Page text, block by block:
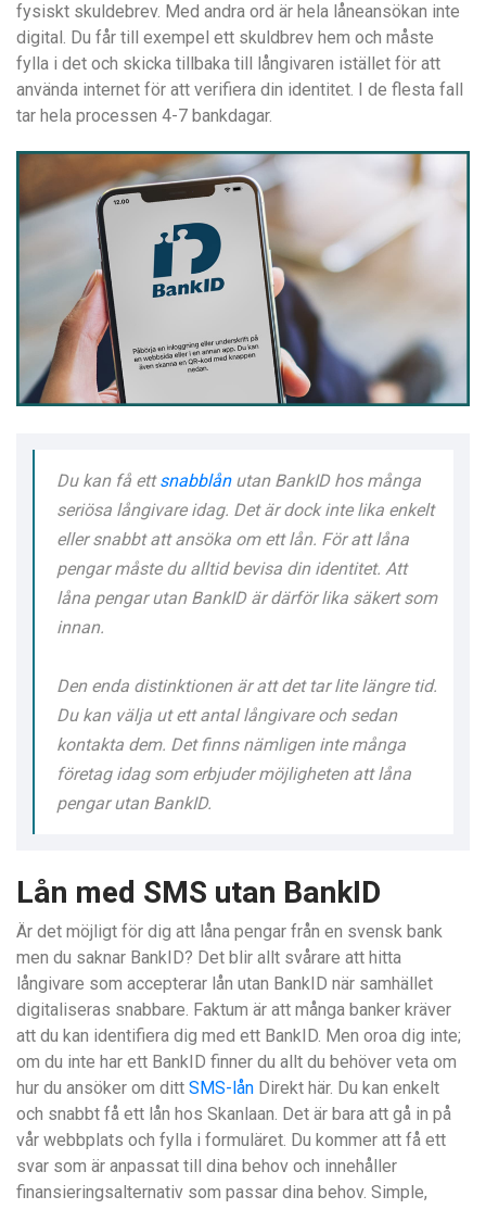
fysiskt skuldebrev. Med andra ord är hela låneansökan inte
digital. Du får till exempel ett skuldbrev hem och måste
fylla i det och skicka tillbaka till långivaren istället för att
använda internet för att verifiera din identitet. I de flesta fall
tar hela processen 4-7 bankdagar.
Du kan få ettsnabblånutan BankID hos många
seriösa långivare idag. Det är dock inte lika enkelt
eller snabbt att ansöka om ett lån. För att låna
pengar måste du alltid bevisa din identitet. Att
låna pengar utan BankID är därför lika säkert som
innan.
Den enda distinktionen är att det tar lite längre tid.
Du kan välja ut ett antal långivare och sedan
kontakta dem. Det finns nämligen inte många
företag idag som erbjuder möjligheten att låna
pengar utan BankID.
Lån med SMS utan BankID
Är det möjligt för dig att låna pengar från en svensk bank
men du saknar BankID? Det blir allt svårare att hitta
långivare som accepterar lån utan BankID när samhället
digitaliseras snabbare. Faktum är att många banker kräver
att du kan identifiera dig med ett BankID. Men oroa dig inte;
om du inte har ett BankID finner du allt du behöver veta om
hur du ansöker om ditt SMS-lån Direkt här. Du kan enkelt
och snabbt få ett lån hos Skanlaan. Det är bara att gå in på
vår webbplats och fylla i formuläret. Du kommer att få ett
svar som är anpassat till dina behov och innehåller
finansieringsalternativ som passar dina behov. Simple,